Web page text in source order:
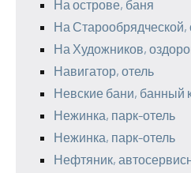
На острове, баня
На Старообрядческой,
На Художников,
Навигатор, отель
Невские бани, банный
Нежинка, парк-отель
Нежинка, парк-отель
Нефтяник,